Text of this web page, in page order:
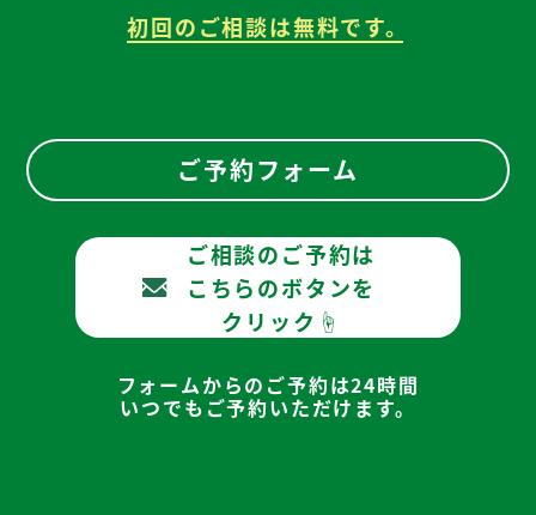
初回のご相談は無料です。
ご予約フォーム
ご相談のご予約は
こちらのボタンを
クリック☝
フォームからのご予約は24時間
いつでもご予約いただけます。